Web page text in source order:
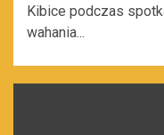
Kibice podczas
wahania...